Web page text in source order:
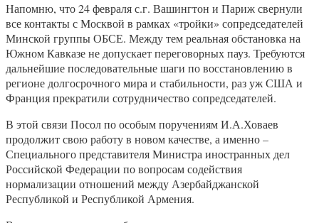
Напомню, что 24 февраля с.г. Вашингтон и Париж свернули
все контакты с Москвой в рамках «тройки» сопредседателей
Минской группы ОБСЕ. Между тем реальная обстановка на
Южном Кавказе не допускает переговорных пауз. Требуются
дальнейшие последовательные шаги по восстановлению в
регионе долгосрочного мира и стабильности, раз уж США и
Франция прекратили сотрудничество сопредседателей.
В этой связи Посол по особым поручениям И.А.Ховаев
продолжит свою работу в новом качестве, а именно –
Специального представителя Министра иностранных дел
Российской Федерации по вопросам содействия
нормализации отношений между Азербайджанской
Республикой и Республикой Армения.